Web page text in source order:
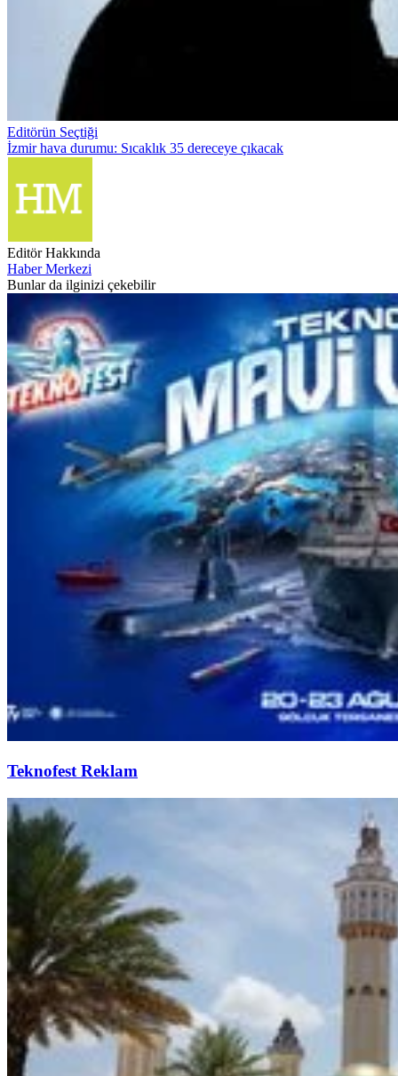
Editörün Seçtiği
İzmir hava durumu: Sıcaklık 35 dereceye çıkacak
Editör Hakkında
Haber Merkezi
Bunlar da ilginizi çekebilir
Teknofest Reklam